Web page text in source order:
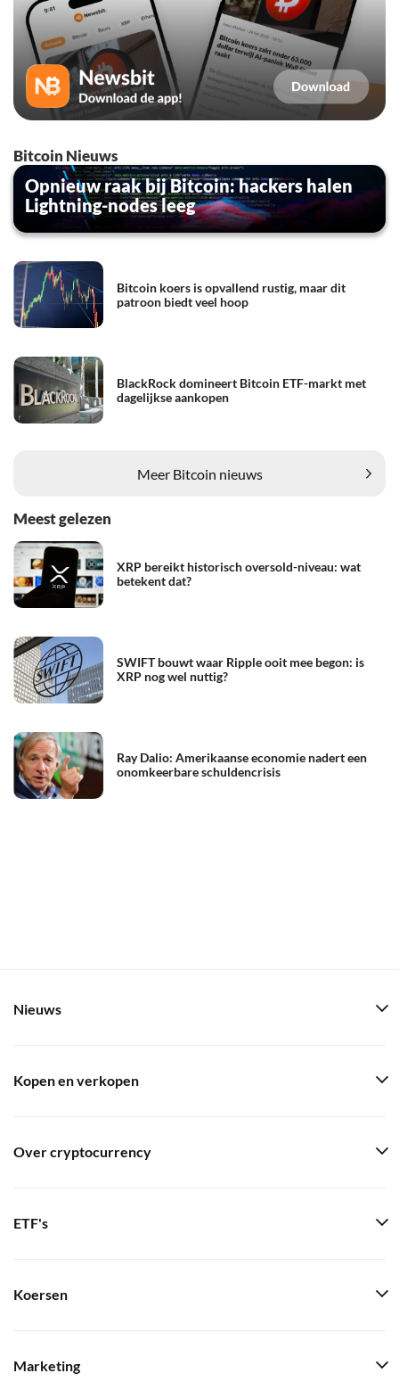
Bitcoin Nieuws
Opnieuw raak bij Bitcoin: hackers halen
Lightning-nodes leeg
Bitcoin koers is opvallend rustig, maar dit
patroon biedt veel hoop
BlackRock domineert Bitcoin ETF-markt met
dagelijkse aankopen
Meer Bitcoin nieuws
Meest gelezen
XRP bereikt historisch oversold-niveau: wat
betekent dat?
SWIFT bouwt waar Ripple ooit mee begon: is
XRP nog wel nuttig?
Ray Dalio: Amerikaanse economie nadert een
onomkeerbare schuldencrisis
Nieuws
Kopen en verkopen
Over cryptocurrency
ETF's
Koersen
Marketing